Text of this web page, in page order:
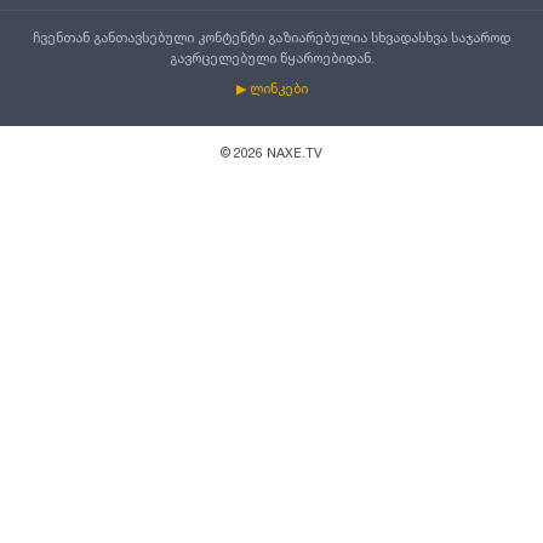
ჩვენთან განთავსებული კონტენტი გაზიარებულია სხვადასხვა საჯაროდ
გავრცელებული წყაროებიდან.
▶ ლინკები
© 2026 NAXE.TV